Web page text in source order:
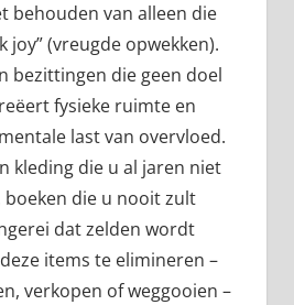
behouden van alleen die
joy” (vreugde opwekken).
bezittingen die geen doel
fysieke ruimte en
last van overvloed.
kleding die u al jaren niet
boeken die u nooit zult
dat zelden wordt
items te elimineren –
verkopen of weggooien –